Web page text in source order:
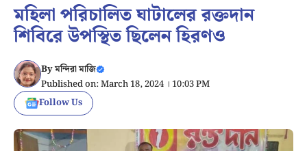
মহিলা পরিচালিত ঘাটালের রক্তদান
শিবিরে উপস্থিত ছিলেন হিরণও
Byমন্দিরা মাজি
Published on: March 18, 2024 । 10:03 PM
Follow Us